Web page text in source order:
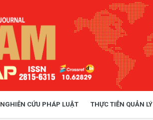
NGHIÊN CỨU PHÁP LUẬT THỰC TIỄN QUẢN LÝ